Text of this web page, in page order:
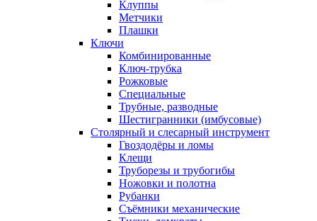
Клуппы
Метчики
Плашки
Ключи
Комбинированные
Ключ-трубка
Рожковые
Специальные
Трубные, разводные
Шестигранники (имбусовые)
Столярный и слесарный инструмент
Гвоздодёры и ломы
Клещи
Труборезы и трубогибы
Ножовки и полотна
Рубанки
Съёмники механические